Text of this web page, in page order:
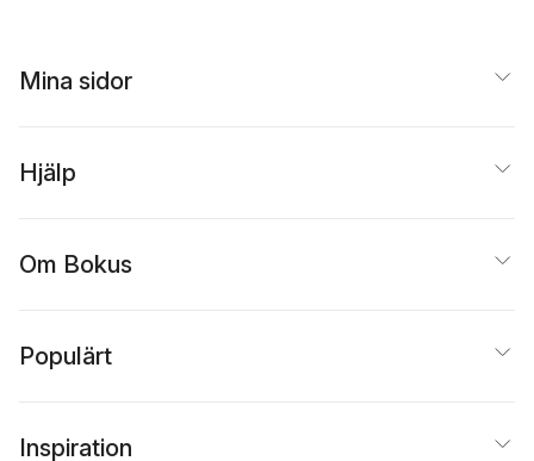
Mina sidor
Hjälp
Om Bokus
Populärt
Inspiration